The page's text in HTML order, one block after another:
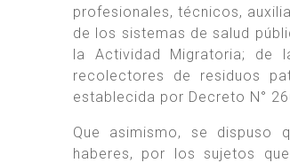
profesionales, técnicos,
de los sistemas de salud
la Actividad Migratoria; de
recolectores de residuos
establecida por Decreto N°
Que asimismo, se dispuso
haberes, por los sujetos